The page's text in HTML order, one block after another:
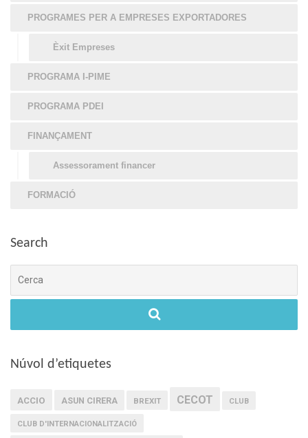
PROGRAMES PER A EMPRESES EXPORTADORES
Èxit Empreses
PROGRAMA I-PIME
PROGRAMA PDEI
FINANÇAMENT
Assessorament financer
FORMACIÓ
Search
Núvol d’etiquetes
ACCIO ASUN CIRERA BREXIT CECOT CLUB
CLUB D'INTERNACIONALITZACIÓ